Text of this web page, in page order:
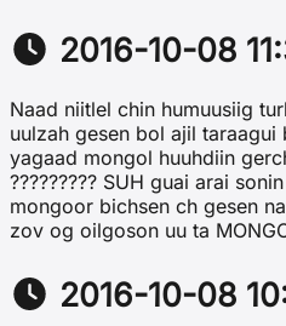
2016-10-08
Naad niitlel chin humuusiig
uulzah gesen bol ajil
yagaad mongol huuhdiin
????????? SUH guai arai
mongoor bichsen ch gesen
zov og oilgoson uu ta
2016-10-08